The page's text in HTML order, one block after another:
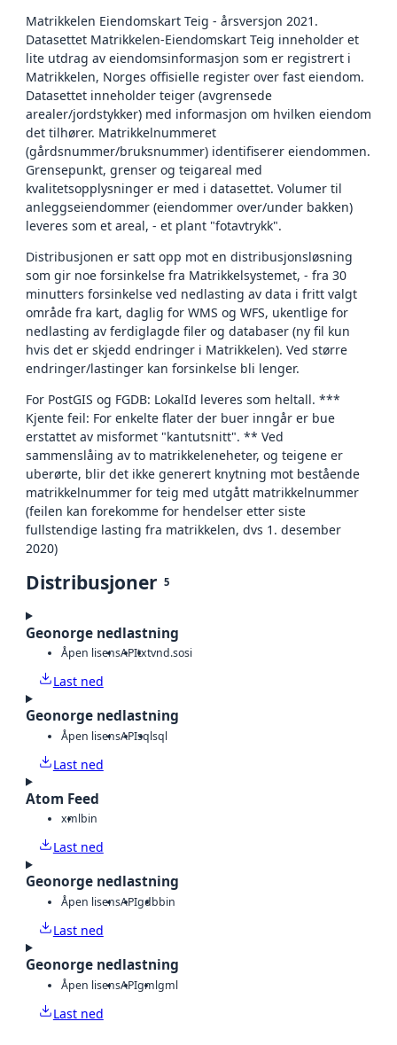
Matrikkelen Eiendomskart Teig - årsversjon 2021.
Datasettet Matrikkelen-Eiendomskart Teig inneholder et
lite utdrag av eiendomsinformasjon som er registrert i
Matrikkelen, Norges offisielle register over fast eiendom.
Datasettet inneholder teiger (avgrensede
arealer/jordstykker) med informasjon om hvilken eiendom
det tilhører. Matrikkelnummeret
(gårdsnummer/bruksnummer) identifiserer eiendommen.
Grensepunkt, grenser og teigareal med
kvalitetsopplysninger er med i datasettet. Volumer til
anleggseiendommer (eiendommer over/under bakken)
leveres som et areal, - et plant "fotavtrykk".
Distribusjonen er satt opp mot en distribusjonsløsning
som gir noe forsinkelse fra Matrikkelsystemet, - fra 30
minutters forsinkelse ved nedlasting av data i fritt valgt
område fra kart, daglig for WMS og WFS, ukentlige for
nedlasting av ferdiglagde filer og databaser (ny fil kun
hvis det er skjedd endringer i Matrikkelen). Ved større
endringer/lastinger kan forsinkelse bli lenger.
For PostGIS og FGDB: LokalId leveres som heltall. ***
Kjente feil: For enkelte flater der buer inngår er bue
erstattet av misformet "kantutsnitt". ** Ved
sammenslåing av to matrikkeleneheter, og teigene er
uberørte, blir det ikke generert knytning mot bestående
matrikkelnummer for teig med utgått matrikkelnummer
(feilen kan forekomme for hendelser etter siste
fullstendige lasting fra matrikkelen, dvs 1. desember
2020)
Distribusjoner 5
Geonorge nedlastning
Åpen lisensAPItxtvnd.sosi
Last ned
Geonorge nedlastning
Åpen lisensAPIsqlsql
Last ned
Atom Feed
xmlbin
Last ned
Geonorge nedlastning
Åpen lisensAPIgdbbin
Last ned
Geonorge nedlastning
Åpen lisensAPIgmlgml
Last ned